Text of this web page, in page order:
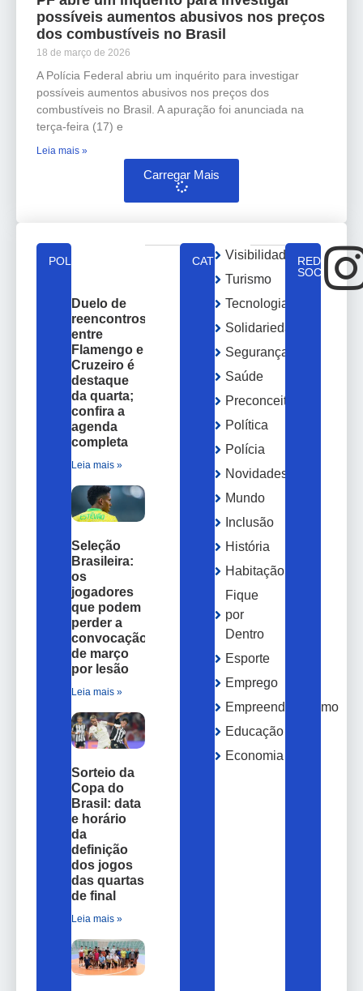
possíveis aumentos abusivos nos preços
dos combustíveis no Brasil
18 de março de 2026
A Polícia Federal abriu um inquérito para investigar
possíveis aumentos abusivos nos preços dos
combustíveis no Brasil. A apuração foi anunciada na
terça-feira (17) e
Leia mais »
Carregar Mais
POLÍTICA
Duelo de
reencontros
entre
Flamengo e
Cruzeiro é
destaque
da quarta;
confira a
agenda
completa
Leia mais »
Seleção
Brasileira:
os
jogadores
que podem
perder a
convocação
de março
por lesão
Leia mais »
Sorteio da
Copa do
Brasil: data
e horário
da
definição
dos jogos
das quartas
de final
Leia mais »
CATEGORIAS
Visibilidade
Turismo
Tecnologia
Solidariedade
Segurança
Saúde
Preconceito
Política
Polícia
Novidades
Mundo
Inclusão
História
Habitação
Fique
por
Dentro
Esporte
Emprego
Empreendedorismo
Educação
Economia
REDES
SOCIAIS